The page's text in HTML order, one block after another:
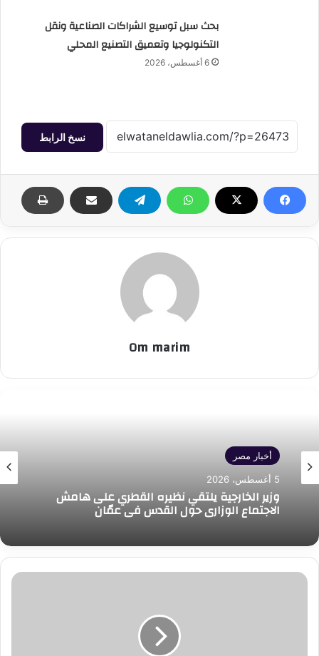
بحث سبل توسيع الشراكات الصناعية ونقل
التكنولوجيا وتعميق التصنيع المحلي
6 أغسطس، 2026
نسخ الرابط
Om marim
أخبار مصر
5 أغسطس، 2026
وزير الخارجية يلتقي نظيره القطري على هامش
الاجتماع الوزاري حول القدس في عمّان
تراجع